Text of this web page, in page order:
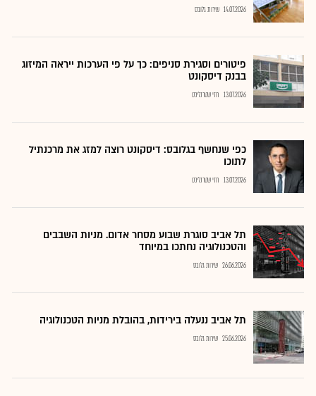
14.07.2026 שירות גלובס
פיטורים וסגירת סניפים: כך על פי הערכות ייראה המיזוג
בבנק דיסקונט
13.07.2026 חזי שטרנליכט
כפי שנחשף בגלובס: דיסקונט רוצה למזג את מרכנתיל
לתוכו
13.07.2026 חזי שטרנליכט
תל אביב סוגרת שבוע מסחר אדום. מניות השבבים
והטכנולוגיה נחתכו במיוחד
26.06.2026 שירות גלובס
תל אביב ננעלה בירידות, בהובלת מניות הטכנולוגיה
25.06.2026 שירות גלובס